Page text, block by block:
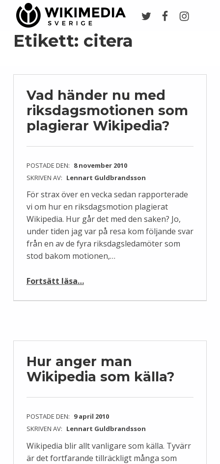
Etikett: citera
Vad händer nu med
riksdagsmotionen som
plagierar Wikipedia?
POSTADE DEN: 8 november 2010
SKRIVEN AV: Lennart Guldbrandsson
För strax över en vecka sedan rapporterade
vi om hur en riksdagsmotion plagierat
Wikipedia. Hur går det med den saken? Jo,
under tiden jag var på resa kom följande svar
från en av de fyra riksdagsledamöter som
stod bakom motionen,…
Fortsätt läsa“Vad händer nu med riksdagsmotionen som plagierar Wikipedia?”
…
Hur anger man
Wikipedia som källa?
POSTADE DEN: 9 april 2010
SKRIVEN AV: Lennart Guldbrandsson
Wikipedia blir allt vanligare som källa. Tyvärr
är det fortfarande tillräckligt många som